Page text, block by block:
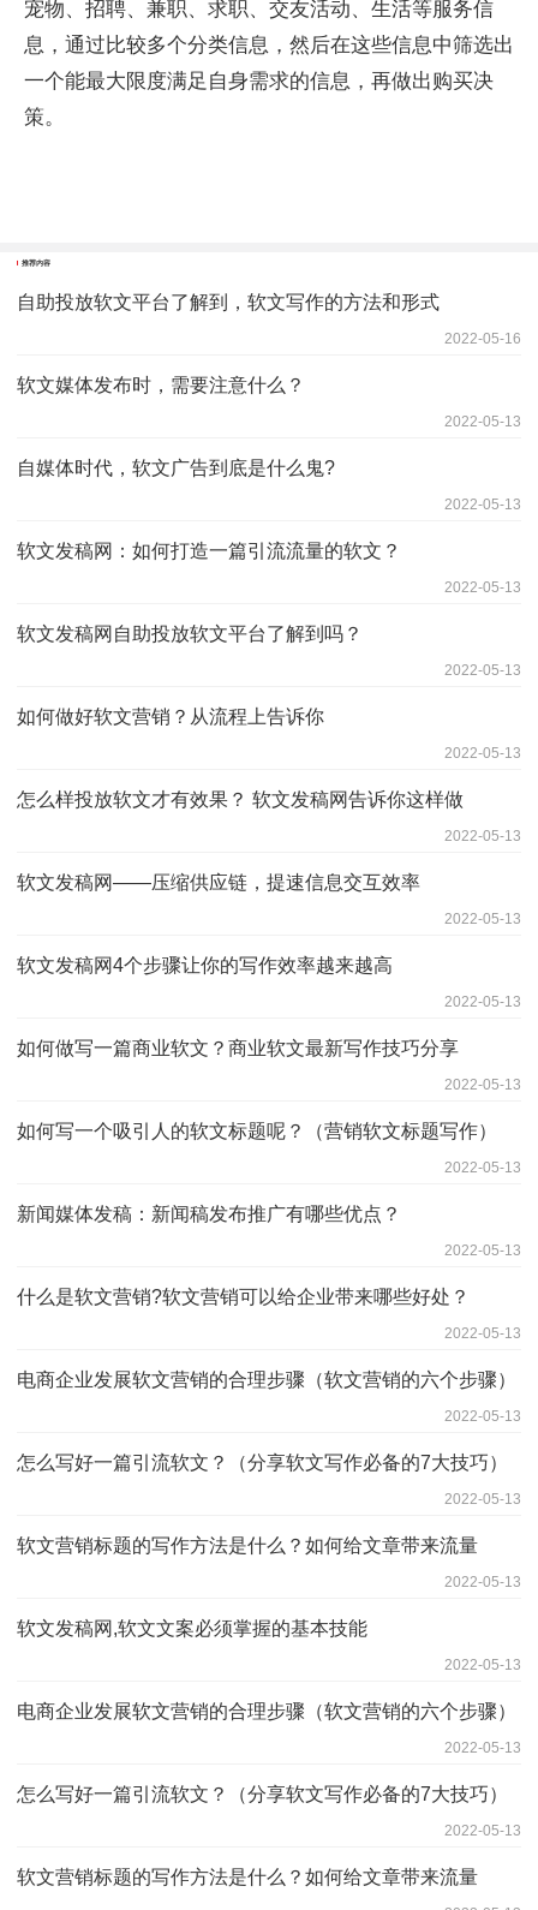
宠物、招聘、兼职、求职、交友活动、生活等服务信
息，通过比较多个分类信息，然后在这些信息中筛选出
一个能最大限度满足自身需求的信息，再做出购买决
策。
推荐内容
自助投放软文平台了解到，软文写作的方法和形式
2022-05-16
软文媒体发布时，需要注意什么？
2022-05-13
自媒体时代，软文广告到底是什么鬼?
2022-05-13
软文发稿网：如何打造一篇引流流量的软文？
2022-05-13
软文发稿网自助投放软文平台了解到吗？
2022-05-13
如何做好软文营销？从流程上告诉你
2022-05-13
怎么样投放软文才有效果？ 软文发稿网告诉你这样做
2022-05-13
软文发稿网——压缩供应链，提速信息交互效率
2022-05-13
软文发稿网4个步骤让你的写作效率越来越高
2022-05-13
如何做写一篇商业软文？商业软文最新写作技巧分享
2022-05-13
如何写一个吸引人的软文标题呢？（营销软文标题写作）
2022-05-13
新闻媒体发稿：新闻稿发布推广有哪些优点？
2022-05-13
什么是软文营销?软文营销可以给企业带来哪些好处？
2022-05-13
电商企业发展软文营销的合理步骤（软文营销的六个步骤）
2022-05-13
怎么写好一篇引流软文？（分享软文写作必备的7大技巧）
2022-05-13
软文营销标题的写作方法是什么？如何给文章带来流量
2022-05-13
软文发稿网,软文文案必须掌握的基本技能
2022-05-13
电商企业发展软文营销的合理步骤（软文营销的六个步骤）
2022-05-13
怎么写好一篇引流软文？（分享软文写作必备的7大技巧）
2022-05-13
软文营销标题的写作方法是什么？如何给文章带来流量